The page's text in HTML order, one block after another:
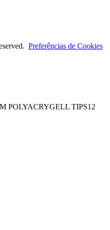
Preferências de Cookies
POLYACRYGELL TIPS12